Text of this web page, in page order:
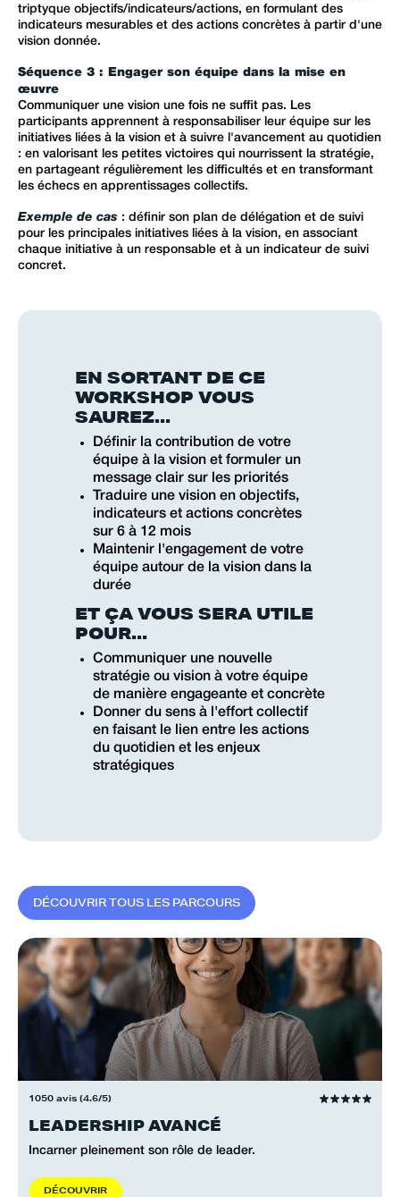
triptyque objectifs/indicateurs/actions, en formulant des
indicateurs mesurables et des actions concrètes à partir d'une
vision donnée.
Séquence 3 : Engager son équipe dans la mise en
œuvre
Communiquer une vision une fois ne suffit pas. Les
participants apprennent à responsabiliser leur équipe sur les
initiatives liées à la vision et à suivre l'avancement au quotidien
: en valorisant les petites victoires qui nourrissent la stratégie,
en partageant régulièrement les difficultés et en transformant
les échecs en apprentissages collectifs.
Exemple de cas : définir son plan de délégation et de suivi
pour les principales initiatives liées à la vision, en associant
chaque initiative à un responsable et à un indicateur de suivi
concret.
EN SORTANT DE CE
WORKSHOP VOUS
SAUREZ...
Définir la contribution de votre
équipe à la vision et formuler un
message clair sur les priorités
Traduire une vision en objectifs,
indicateurs et actions concrètes
sur 6 à 12 mois
Maintenir l'engagement de votre
équipe autour de la vision dans la
durée
ET ÇA VOUS SERA UTILE
POUR...
Communiquer une nouvelle
stratégie ou vision à votre équipe
de manière engageante et concrète
Donner du sens à l'effort collectif
en faisant le lien entre les actions
du quotidien et les enjeux
stratégiques
1050 avis (4.6/5)
LEADERSHIP AVANCÉ
Incarner pleinement son rôle de leader.
DÉCOUVRIR
DÉCOUVRIRTOUS LES PARCOURS